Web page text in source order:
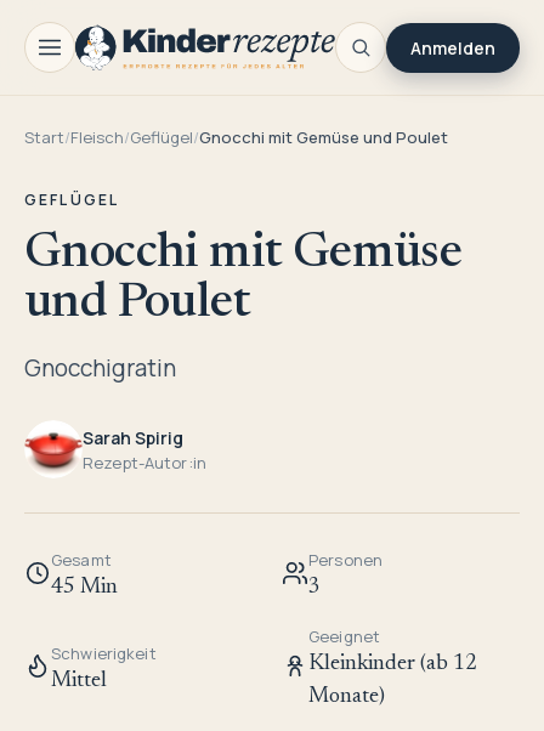
Anmelden
Start/Fleisch/Geflügel/Gnocchi mit Gemüse und Poulet
GEFLÜGEL
Gnocchi mit Gemüse
und Poulet
Gnocchigratin
Sarah Spirig
Rezept-Autor:in
Gesamt
45 Min
Personen
3
Schwierigkeit
Mittel
Geeignet
Kleinkinder (ab 12
Monate)